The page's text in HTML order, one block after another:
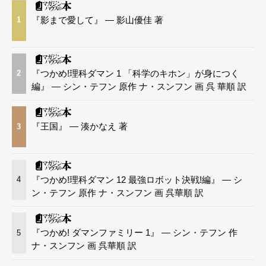
1 『影まで愛して』 — 影山優佳 著
2
『つかめ!理科ダマン 1 「科学のキホン」が身につく
編』 — シン・テフン 原作 ナ・スンフン 画 呉 華順 訳
3 『王国』 — 湊かなえ 著
4
『つかめ!理科ダマン 12 最強ロボット決戦!編』 — シ
ン・テフン 原作 ナ・スンフン 画 呉華順 訳
5
『つかめ! ダマンファミリー 1』 — シン・テフン 作
ナ・スンフン 画 呉華順 訳